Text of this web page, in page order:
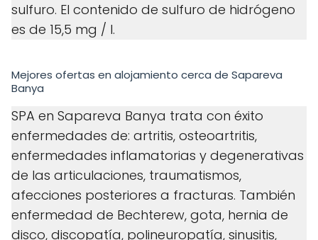
sulfuro. El contenido de sulfuro de hidrógeno
es de 15,5 mg / l.
Mejores ofertas en alojamiento cerca de Sapareva
Banya
SPA en Sapareva Banya trata con éxito
enfermedades de: artritis, osteoartritis,
enfermedades inflamatorias y degenerativas
de las articulaciones, traumatismos,
afecciones posteriores a fracturas. También
enfermedad de Bechterew, gota, hernia de
disco, discopatía, polineuropatía, sinusitis,